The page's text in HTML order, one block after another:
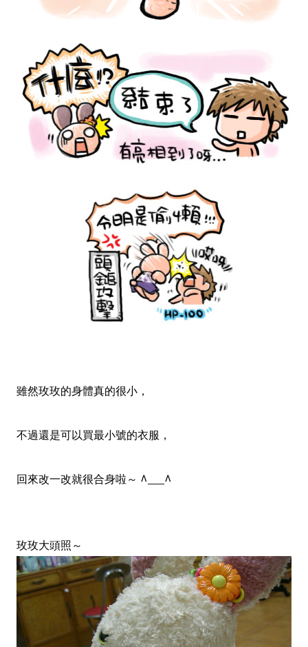
雖然玫玫的身體真的很小，
不過還是可以買最小號的衣服，
回來改一改就很合身啦～ ^___^
玫玫大頭照～